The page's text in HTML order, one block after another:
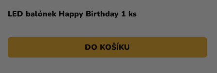
LED balónek Happy Birthday 1 ks
DO KOŠÍKU